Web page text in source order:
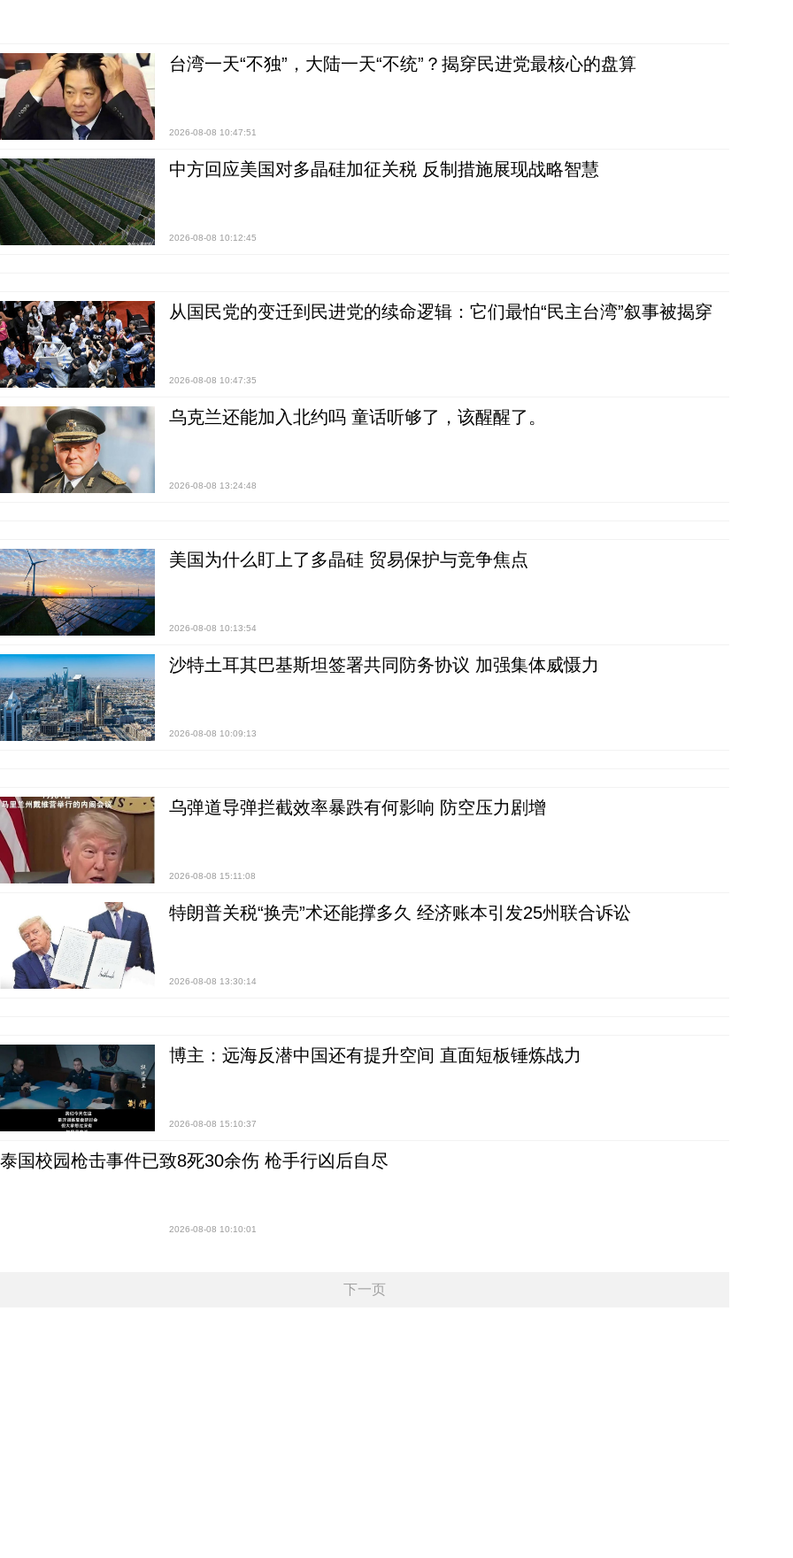
台湾一天“不独”，大陆一天“不统”？揭穿民进党最核心的盘算
2026-08-08 10:47:51
中方回应美国对多晶硅加征关税 反制措施展现战略智慧
2026-08-08 10:12:45
从国民党的变迁到民进党的续命逻辑：它们最怕“民主台湾”叙事被揭穿
2026-08-08 10:47:35
乌克兰还能加入北约吗 童话听够了，该醒醒了。
2026-08-08 13:24:48
美国为什么盯上了多晶硅 贸易保护与竞争焦点
2026-08-08 10:13:54
沙特土耳其巴基斯坦签署共同防务协议 加强集体威慑力
2026-08-08 10:09:13
乌弹道导弹拦截效率暴跌有何影响 防空压力剧增
2026-08-08 15:11:08
特朗普关税“换壳”术还能撑多久 经济账本引发25州联合诉讼
2026-08-08 13:30:14
博主：远海反潜中国还有提升空间 直面短板锤炼战力
2026-08-08 15:10:37
泰国校园枪击事件已致8死30余伤 枪手行凶后自尽
2026-08-08 10:10:01
下一页